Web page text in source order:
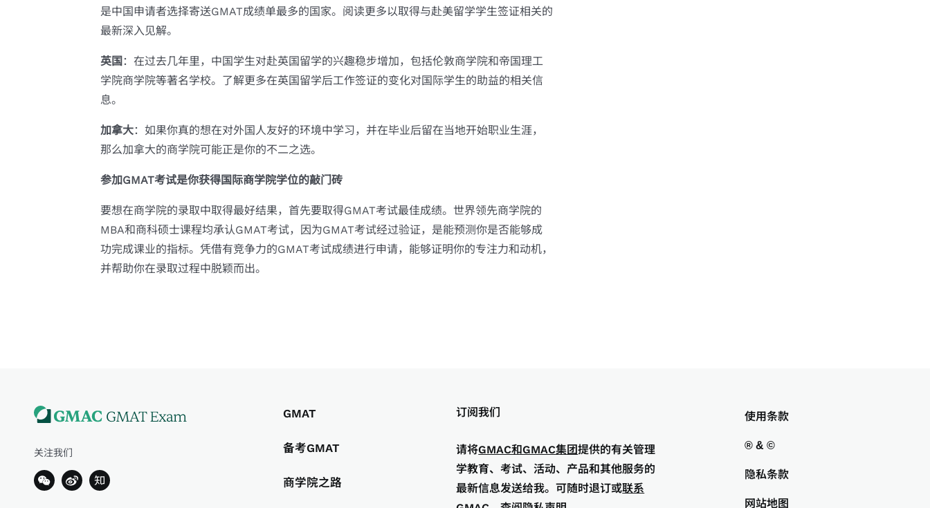
是中国申请者选择寄送GMAT成绩单最多的国家。阅读更多以取得与赴美留学学生签证相关的
最新深入见解。
英国 ：在过去几年里，中国学生对赴英国留学的兴趣稳步增加，包括伦敦商学院和帝国理工
学院商学院等著名学校。了解更多在英国留学后工作签证的变化对国际学生的助益的相关信
息。
加拿大：如果你真的想在对外国人友好的环境中学习，并在毕业后留在当地开始职业生涯，
那么加拿大的商学院可能正是你的不二之选。
参加GMAT考试是你获得国际商学院学位的敲门砖
要想在商学院的录取中取得最好结果，首先要取得GMAT考试最佳成绩。世界领先商学院的
MBA和商科硕士课程均承认GMAT考试，因为GMAT考试经过验证，是能预测你是否能够成
功完成课业的指标。凭借有竞争力的GMAT考试成绩进行申请，能够证明你的专注力和动机，
并帮助你在录取过程中脱颖而出。
关注我们
GMAT
备考GMAT
商学院之路
订阅我们
请将GMAC和GMAC集团提供的有关管理
学教育、考试、活动、产品和其他服务的
最新信息发送给我。可随时退订或联系
使用条款
® & ©
隐私条款
网站地图